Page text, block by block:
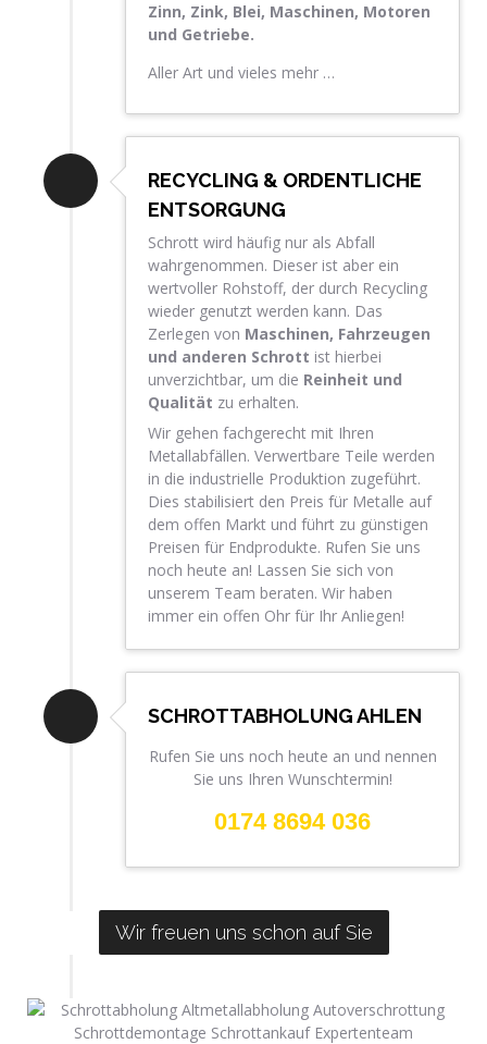
Zinn, Zink, Blei, Maschinen, Motoren
und Getriebe.
Aller Art und vieles mehr …
RECYCLING & ORDENTLICHE
ENTSORGUNG
Schrott wird häufig nur als Abfall
wahrgenommen. Dieser ist aber ein
wertvoller Rohstoff, der durch Recycling
wieder genutzt werden kann. Das
Zerlegen von Maschinen, Fahrzeugen
und anderen Schrott ist hierbei
unverzichtbar, um die Reinheit und
Qualität zu erhalten.
Wir gehen fachgerecht mit Ihren
Metallabfällen. Verwertbare Teile werden
in die industrielle Produktion zugeführt.
Dies stabilisiert den Preis für Metalle auf
dem offen Markt und führt zu günstigen
Preisen für Endprodukte. Rufen Sie uns
noch heute an! Lassen Sie sich von
unserem Team beraten. Wir haben
immer ein offen Ohr für Ihr Anliegen!
SCHROTTABHOLUNG AHLEN
Rufen Sie uns noch heute an und nennen
Sie uns Ihren Wunschtermin!
0174 8694 036
Wir freuen uns schon auf Sie